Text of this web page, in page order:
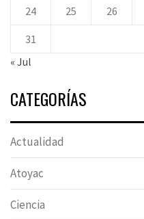
24 25 26
31
« Jul
CATEGORÍAS
Actualidad
Atoyac
Ciencia